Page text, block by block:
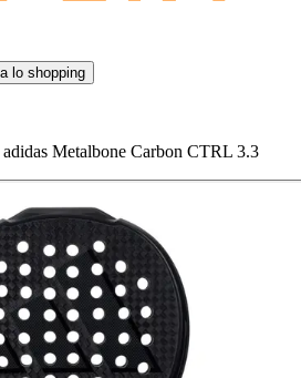
lo shopping
adidas Metalbone Carbon CTRL 3.3